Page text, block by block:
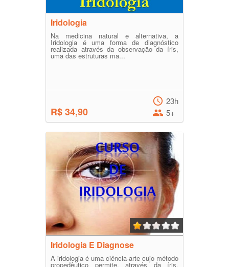
Iridologia
Na medicina natural e alternativa, a
Iridologia é uma forma de diagnóstico
realizada através da observação da íris,
uma das estruturas ma...
R$ 34,90
23h
5+
Iridologia E Diagnose
A iridologia é uma ciência-arte cujo método
propedêutico permite, através da íris,